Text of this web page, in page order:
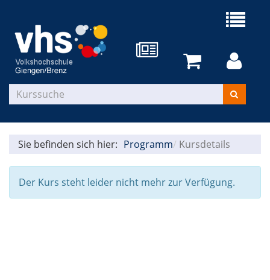
Sie befinden sich hier: Programm Kursdetails
Der Kurs steht leider nicht mehr zur Verfügung.